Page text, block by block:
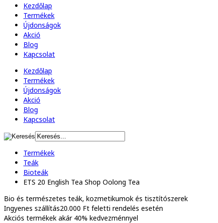
Kezdőlap
Termékek
Újdonságok
Akció
Blog
Kapcsolat
Kezdőlap
Termékek
Újdonságok
Akció
Blog
Kapcsolat
Termékek
Teák
Bioteák
ETS 20 English Tea Shop Oolong Tea
Bio és természetes teák, kozmetikumok és tisztítószerek
Ingyenes szállítás20.000 Ft feletti rendelés esetén
Akciós termékek akár 40% kedvezménnyel